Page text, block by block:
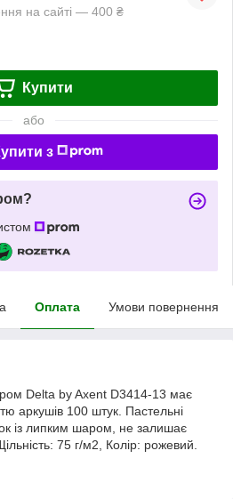
на сайті — 400 ₴
Купити
або
з
Оплата Умови повернення
Delta by Axent D3414-13 має
аркушів 100 штук. Пастельні
із липким шаром, не залишає
75 г/м2, Колір: рожевий.